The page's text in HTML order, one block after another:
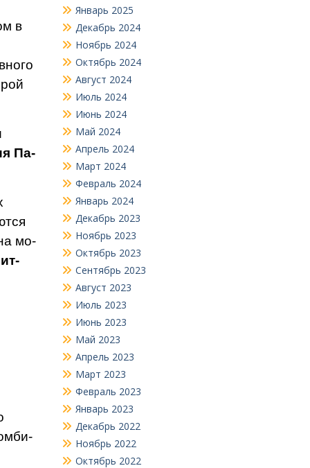
в
Па­
мо­
Январь 2025
Декабрь 2024
Ноябрь 2024
Октябрь 2024
Август 2024
Июль 2024
Июнь 2024
Май 2024
Апрель 2024
Март 2024
Февраль 2024
Январь 2024
Декабрь 2023
Ноябрь 2023
Октябрь 2023
Сентябрь 2023
Август 2023
Июль 2023
Июнь 2023
Май 2023
Апрель 2023
Март 2023
Февраль 2023
Январь 2023
Декабрь 2022
Ноябрь 2022
Октябрь 2022